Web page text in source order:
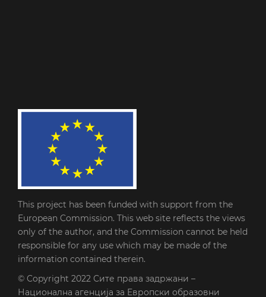
This project has been funded with support from the
European Commission. This web site reflects the views
only of the author, and the Commission cannot be held
responsible for any use which may be made of the
information contained therein.
© Copyright 2022 Сите права задржани –
Национална агенција за Европски образовни